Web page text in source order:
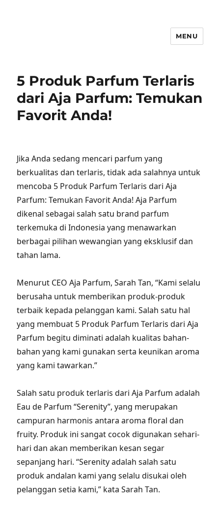
MENU
5 Produk Parfum Terlaris
dari Aja Parfum: Temukan
Favorit Anda!
Jika Anda sedang mencari parfum yang
berkualitas dan terlaris, tidak ada salahnya untuk
mencoba 5 Produk Parfum Terlaris dari Aja
Parfum: Temukan Favorit Anda! Aja Parfum
dikenal sebagai salah satu brand parfum
terkemuka di Indonesia yang menawarkan
berbagai pilihan wewangian yang eksklusif dan
tahan lama.
Menurut CEO Aja Parfum, Sarah Tan, “Kami selalu
berusaha untuk memberikan produk-produk
terbaik kepada pelanggan kami. Salah satu hal
yang membuat 5 Produk Parfum Terlaris dari Aja
Parfum begitu diminati adalah kualitas bahan-
bahan yang kami gunakan serta keunikan aroma
yang kami tawarkan.”
Salah satu produk terlaris dari Aja Parfum adalah
Eau de Parfum “Serenity”, yang merupakan
campuran harmonis antara aroma floral dan
fruity. Produk ini sangat cocok digunakan sehari-
hari dan akan memberikan kesan segar
sepanjang hari. “Serenity adalah salah satu
produk andalan kami yang selalu disukai oleh
pelanggan setia kami,” kata Sarah Tan.